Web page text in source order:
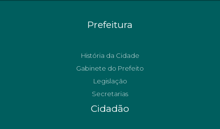
Prefeitura
História da Cidade
Gabinete do Prefeito
Legislação
Secretarias
Cidadão